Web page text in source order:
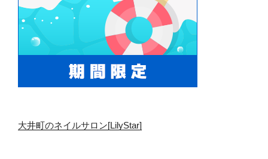
大井町のネイルサロン[LilyStar]